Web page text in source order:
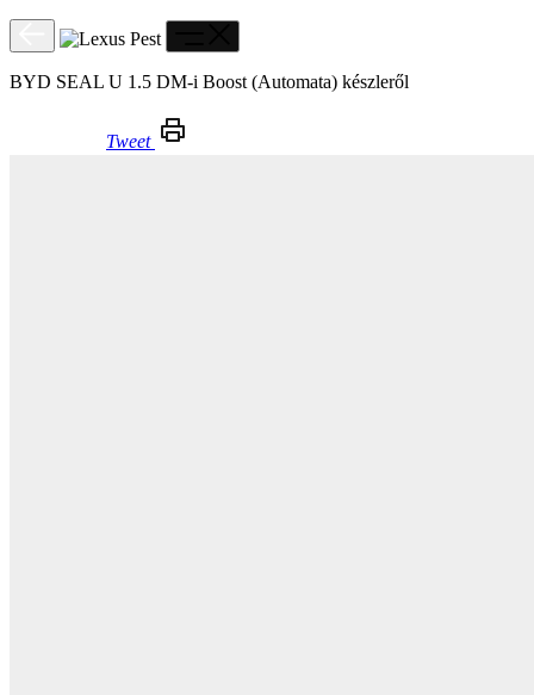
BYD SEAL U 1.5 DM-i Boost (Automata) készleről
Tweet